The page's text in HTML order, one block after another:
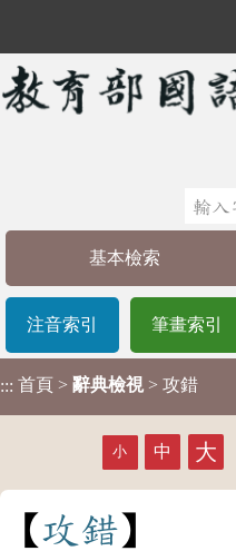
基本檢索
注音索引 筆畫索引
::: 首頁 > 辭典檢視 > 攻錯
小 中 大
攻 錯